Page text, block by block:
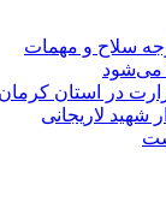
سلاح و مهمات
می‌شود
شهید لاریجانی